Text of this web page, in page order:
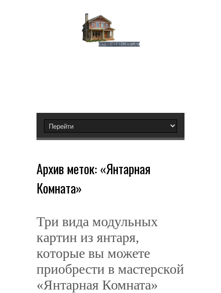
Архив меток: «Янтарная
Комната»
Три вида модульных
картин из янтаря,
которые вы можете
приобрести в мастерской
«Янтарная Комната»